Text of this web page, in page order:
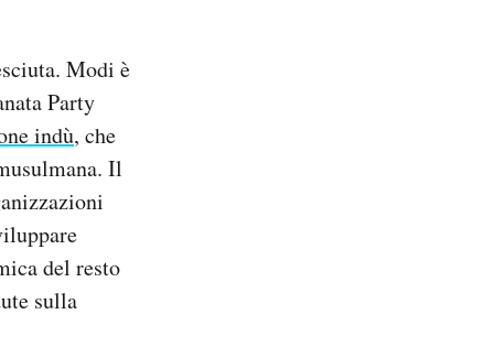
Modi è
Party
indù, che
Il
del resto
sulla